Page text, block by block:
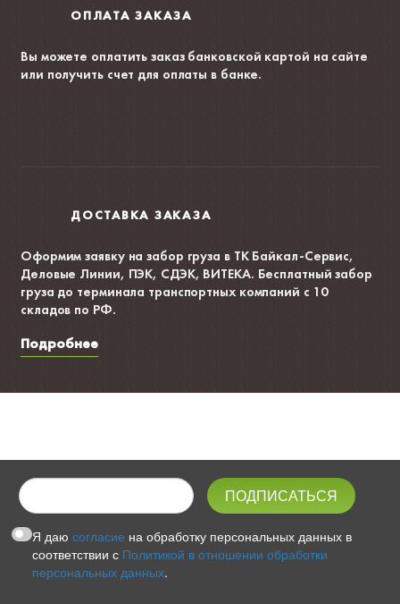
ОПЛАТА ЗАКАЗА
Вы можете оплатить заказ банковской картой на сайте
или получить счет для оплаты в банке.
ДОСТАВКА ЗАКАЗА
Оформим заявку на забор груза в ТК Байкал-Сервис,
Деловые Линии, ПЭК, СДЭК, ВИТЕКА. Бесплатный забор
груза до терминала транспортных компаний с 10
складов по РФ.
Подробнее
Я даюсогласие на обработку персональных данных в
соответствии с Политикой в отношении обработки
персональных данных.